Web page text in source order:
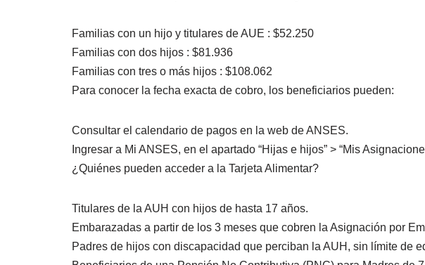
Familias con un hijo y titulares de AUE : $52.250
Familias con dos hijos : $81.936
Familias con tres o más hijos : $108.062
Para conocer la fecha exacta de cobro, los beneficiarios pueden:
Consultar el calendario de pagos en la web de ANSES.
Ingresar a Mi ANSES, en el apartado “Hijas e hijos” > “Mis
¿Quiénes pueden acceder a la Tarjeta Alimentar?
Titulares de la AUH con hijos de hasta 17 años.
Embarazadas a partir de los 3 meses que cobren la Asignación por
Padres de hijos con discapacidad que perciban la AUH, sin límite de